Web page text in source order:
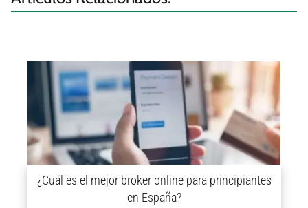
¿Cuál es el mejor broker online para principiantes
en España?